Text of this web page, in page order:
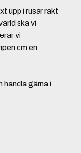
upp i rusar rakt
ska vi
vi
om en
handla gärna i